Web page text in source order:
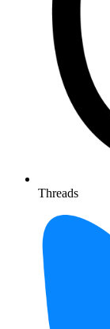
Threads